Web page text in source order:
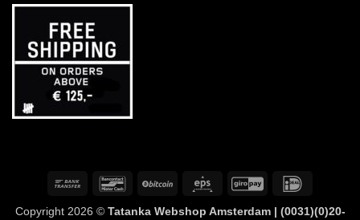
Bonifico
BancontactBitCoin Eps GiroPay
Copyright 2026 © Tatanka Webshop Amsterdam | (0031)(0)20-